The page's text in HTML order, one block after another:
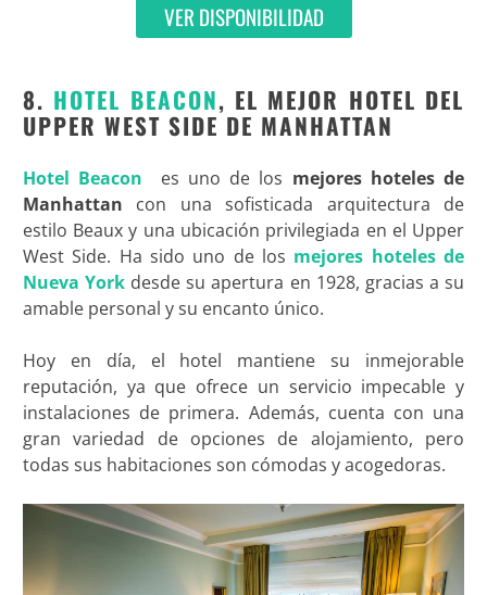
VER DISPONIBILIDAD
8. HOTEL BEACON, EL MEJOR HOTEL DEL
UPPER WEST SIDE DE MANHATTAN
Hotel Beacon es uno de los mejores hoteles de
Manhattan con una sofisticada arquitectura de
estilo Beaux y una ubicación privilegiada en el Upper
West Side. Ha sido uno de los mejores hoteles de
Nueva York desde su apertura en 1928, gracias a su
amable personal y su encanto único.
Hoy en día, el hotel mantiene su inmejorable
reputación, ya que ofrece un servicio impecable y
instalaciones de primera. Además, cuenta con una
gran variedad de opciones de alojamiento, pero
todas sus habitaciones son cómodas y acogedoras.